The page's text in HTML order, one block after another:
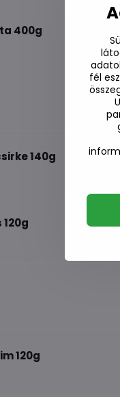
400g
140g
120g
fél